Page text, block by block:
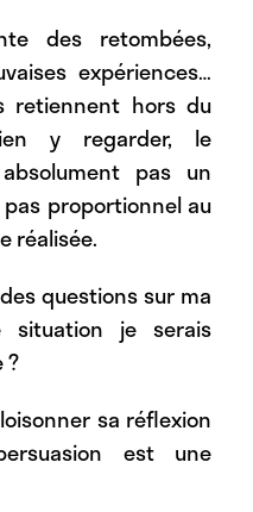
des retombées,
expériences…
retiennent hors du
y regarder, le
pas un
proportionnel au
réalisée.
questions sur ma
je serais
?
sa réflexion
est une